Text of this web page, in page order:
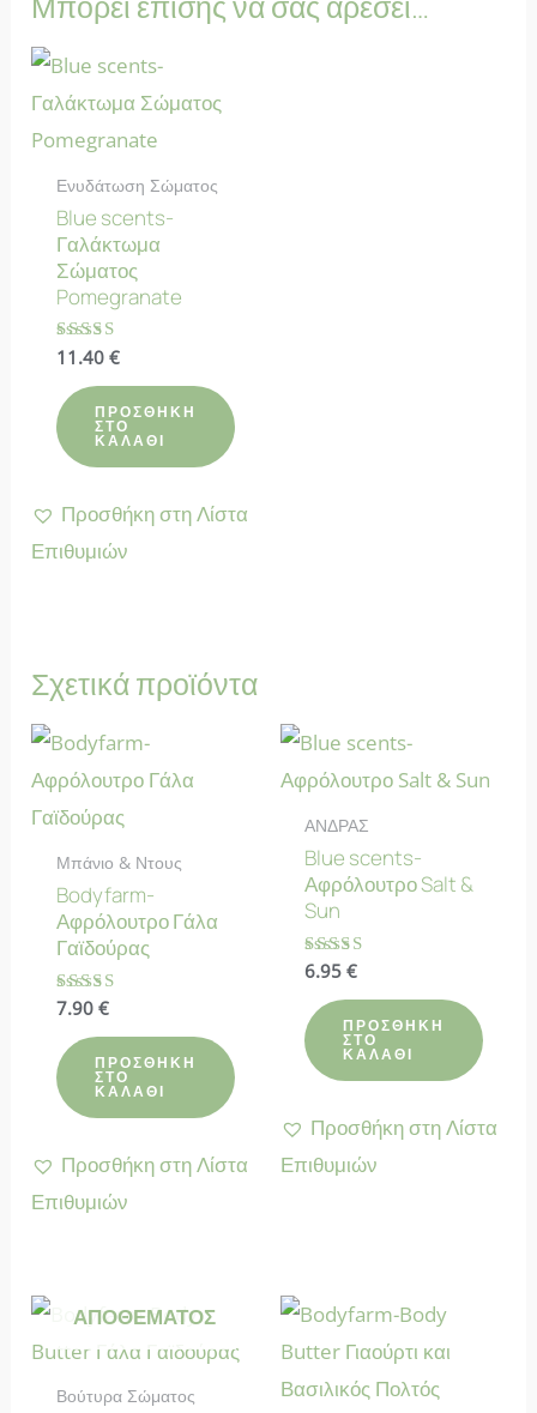
Ενυδάτωση Σώματος
Blue scents-
Γαλάκτωμα
Σώματος
Pomegranate
Βαθμολογήθηκε
4.88
από 5
11.40 €
ΠΡΟΣΘΉΚΗ
ΣΤΟ
ΚΑΛΆΘΙ
Προσθήκη στη Λίστα
Επιθυμιών
Σχετικά προϊόντα
Μπάνιο & Ντους
Bodyfarm-
Αφρόλουτρο Γάλα
Γαϊδούρας
Βαθμολογήθηκε
4.75
από 5
7.90 €
ΠΡΟΣΘΉΚΗ
ΣΤΟ
ΚΑΛΆΘΙ
Προσθήκη στη Λίστα
Επιθυμιών
ΑΝΔΡΑΣ
Blue scents-
Αφρόλουτρο Salt &
Sun
Βαθμολογήθηκε
4.67
από 5
6.95€
ΠΡΟΣΘΉΚΗ
ΣΤΟ
ΚΑΛΆΘΙ
Προσθήκη στη Λίστα
Επιθυμιών
ΑΠΟΘΈΜΑΤΟΣ
Βούτυρα Σώματος